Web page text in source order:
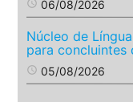
access_time 06/08/2026
Núcleo de
para concluintes
access_time 05/08/2026